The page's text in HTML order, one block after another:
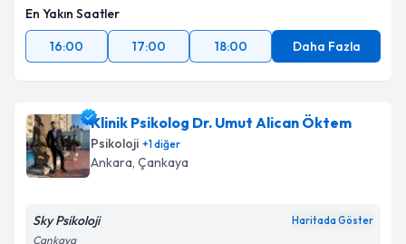
En Yakın Saatler
16:00
17:00 18:00 Daha Fazla
Klinik Psikolog Dr. Umut Alican Öktem
Psikoloji +1diğer
Ankara, Çankaya
Sky Psikoloji Haritada Göster
Çankaya